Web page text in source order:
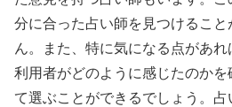
分に合った占い師を見つけるこ
ん。また、特に気になる点があ
利用者がどのように感じたのか
て選ぶことができるでしょう。